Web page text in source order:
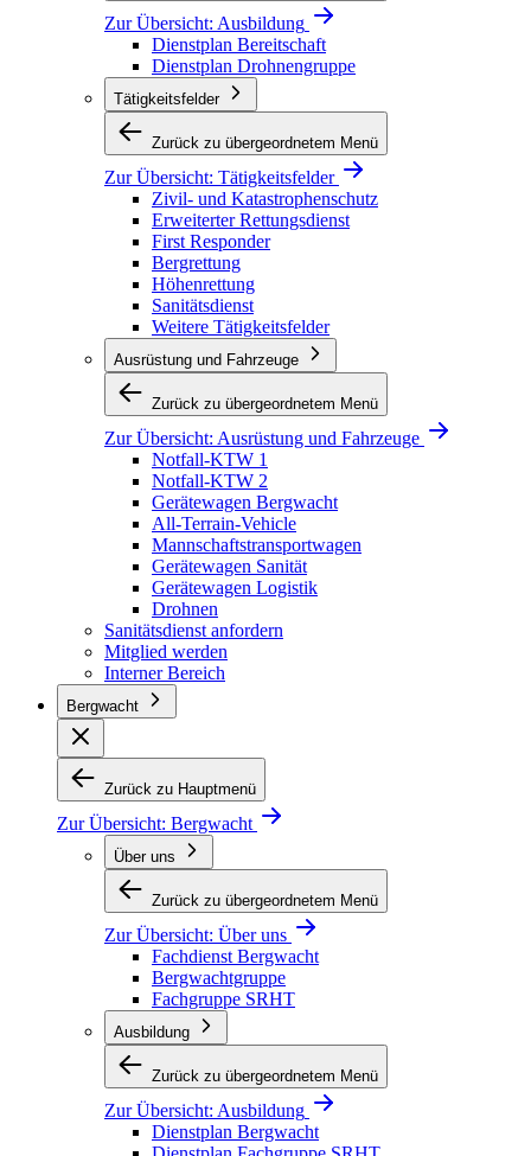
Zur Übersicht: Ausbildung
Dienstplan Bereitschaft
Dienstplan Drohnengruppe
Tätigkeitsfelder
Zurück zu übergeordnetem Menü
Zur Übersicht: Tätigkeitsfelder
Zivil- und Katastrophenschutz
Erweiterter Rettungsdienst
First Responder
Bergrettung
Höhenrettung
Sanitätsdienst
Weitere Tätigkeitsfelder
Ausrüstung und Fahrzeuge
Zurück zu übergeordnetem Menü
Zur Übersicht: Ausrüstung und Fahrzeuge
Notfall-KTW 1
Notfall-KTW 2
Gerätewagen Bergwacht
All-Terrain-Vehicle
Mannschaftstransportwagen
Gerätewagen Sanität
Gerätewagen Logistik
Drohnen
Sanitätsdienst anfordern
Mitglied werden
Interner Bereich
Bergwacht
Zurück zu Hauptmenü
Zur Übersicht: Bergwacht
Über uns
Zurück zu übergeordnetem Menü
Zur Übersicht: Über uns
Fachdienst Bergwacht
Bergwachtgruppe
Fachgruppe SRHT
Ausbildung
Zurück zu übergeordnetem Menü
Zur Übersicht: Ausbildung
Dienstplan Bergwacht